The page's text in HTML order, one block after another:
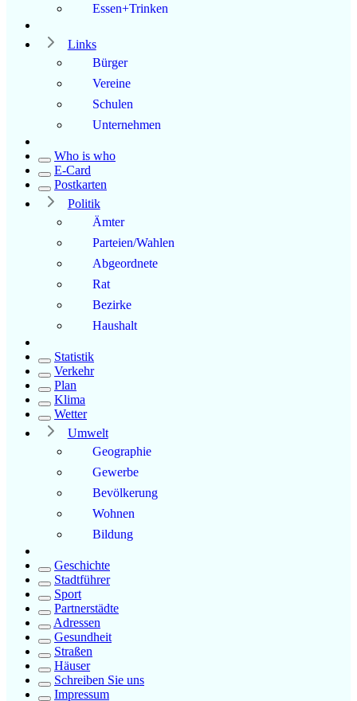
Essen+Trinken
Links
Bürger
Vereine
Schulen
Unternehmen
Who is who
E-Card
Postkarten
Politik
Ämter
Parteien/Wahlen
Abgeordnete
Rat
Bezirke
Haushalt
Statistik
Verkehr
Plan
Klima
Wetter
Umwelt
Geographie
Gewerbe
Bevölkerung
Wohnen
Bildung
Geschichte
Stadtführer
Sport
Partnerstädte
Adressen
Gesundheit
Straßen
Häuser
Schreiben Sie uns
Impressum